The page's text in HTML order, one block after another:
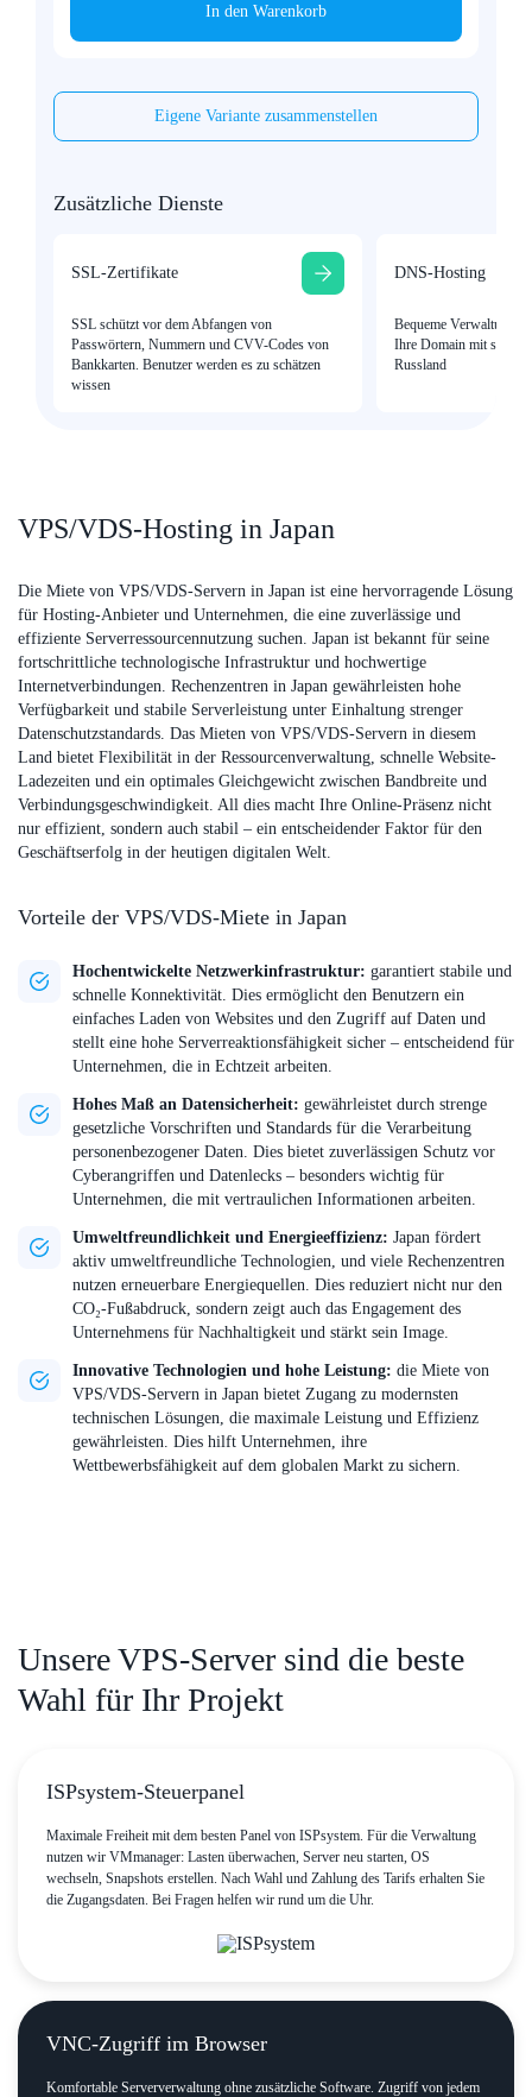
In den Warenkorb
Eigene Variante zusammenstellen
Zusätzliche Dienste
SSL-Zertifikate
SSL schützt vor dem Abfangen von
Passwörtern, Nummern und CVV-Codes von
Bankkarten. Benutzer werden es zu schätzen
wissen
DNS-Hosting
Bequeme Verwaltung
Ihre Domain mit
Russland
VPS/VDS-Hosting in Japan
Die Miete von VPS/VDS-Servern in Japan ist eine hervorragende Lösung
für Hosting-Anbieter und Unternehmen, die eine zuverlässige und
effiziente Serverressourcennutzung suchen. Japan ist bekannt für seine
fortschrittliche technologische Infrastruktur und hochwertige
Internetverbindungen. Rechenzentren in Japan gewährleisten hohe
Verfügbarkeit und stabile Serverleistung unter Einhaltung strenger
Datenschutzstandards. Das Mieten von VPS/VDS-Servern in diesem
Land bietet Flexibilität in der Ressourcenverwaltung, schnelle Website-
Ladezeiten und ein optimales Gleichgewicht zwischen Bandbreite und
Verbindungsgeschwindigkeit. All dies macht Ihre Online-Präsenz nicht
nur effizient, sondern auch stabil – ein entscheidender Faktor für den
Geschäftserfolg in der heutigen digitalen Welt.
Vorteile der VPS/VDS-Miete in Japan
Hochentwickelte Netzwerkinfrastruktur: garantiert stabile und
schnelle Konnektivität. Dies ermöglicht den Benutzern ein
einfaches Laden von Websites und den Zugriff auf Daten und
stellt eine hohe Serverreaktionsfähigkeit sicher – entscheidend für
Unternehmen, die in Echtzeit arbeiten.
Hohes Maß an Datensicherheit: gewährleistet durch strenge
gesetzliche Vorschriften und Standards für die Verarbeitung
personenbezogener Daten. Dies bietet zuverlässigen Schutz vor
Cyberangriffen und Datenlecks – besonders wichtig für
Unternehmen, die mit vertraulichen Informationen arbeiten.
Umweltfreundlichkeit und Energieeffizienz: Japan fördert
aktiv umweltfreundliche Technologien, und viele Rechenzentren
nutzen erneuerbare Energiequellen. Dies reduziert nicht nur den
CO₂-Fußabdruck, sondern zeigt auch das Engagement des
Unternehmens für Nachhaltigkeit und stärkt sein Image.
Innovative Technologien und hohe Leistung: die Miete von
VPS/VDS-Servern in Japan bietet Zugang zu modernsten
technischen Lösungen, die maximale Leistung und Effizienz
gewährleisten. Dies hilft Unternehmen, ihre
Wettbewerbsfähigkeit auf dem globalen Markt zu sichern.
Unsere VPS‑Server sind die beste
Wahl für Ihr Projekt
ISPsystem‑Steuerpanel
Maximale Freiheit mit dem besten Panel von ISPsystem. Für die Verwaltung
nutzen wir VMmanager: Lasten überwachen, Server neu starten, OS
wechseln, Snapshots erstellen. Nach Wahl und Zahlung des Tarifs erhalten Sie
die Zugangsdaten. Bei Fragen helfen wir rund um die Uhr.
VNC‑Zugriff im Browser
Komfortable Serververwaltung ohne zusätzliche Software. Zugriff von jedem